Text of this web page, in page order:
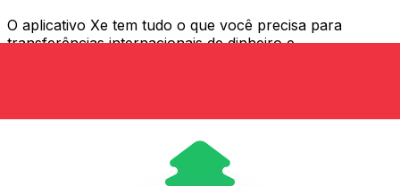
O aplicativo Xe tem tudo o que você precisa para
transferências internacionais de dinheiro e